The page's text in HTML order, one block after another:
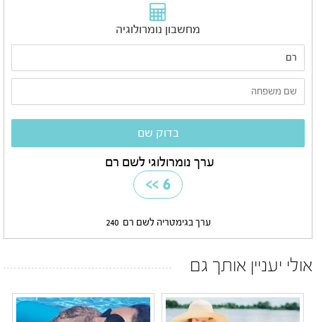
מחשבון נומרולוגיה
ערך נומרולוגי לשם רם
6
>>
ערך בגימטריה לשם רם 240
אולי יעניין אותך גם